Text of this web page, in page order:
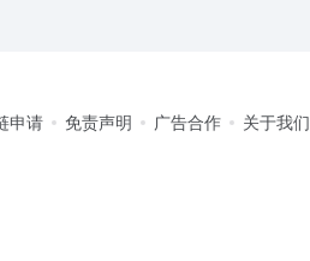
申请 免责声明 广告合作 关于我们